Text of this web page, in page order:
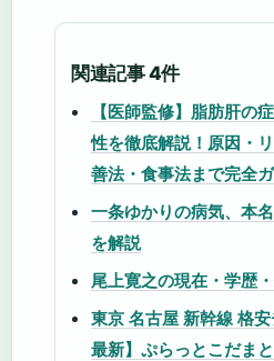
関連記事 4件
【医師監修】脂肪肝の
性を徹底解説！原因・
善法・食事法まで完全
一条ゆかりの病気、本
を解説
尾上寛之の現在・学歴
東京 名古屋 新幹線 格
最新】ぷらっとこだま